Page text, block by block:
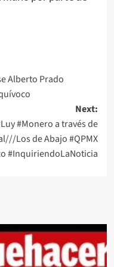
Alberto Prado
Next:
#Monero a través de
Los de Abajo #QPMX
#InquiriendoLaNoticia